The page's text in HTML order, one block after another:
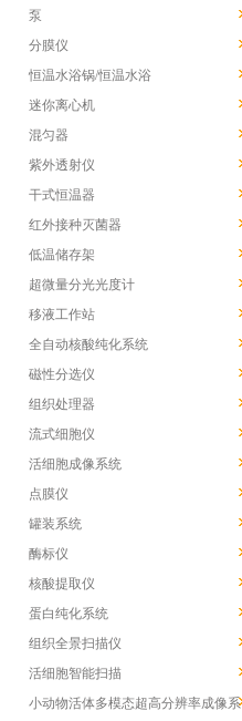
泵
分膜仪
恒温水浴锅/恒温水浴
迷你离心机
混匀器
紫外透射仪
干式恒温器
红外接种灭菌器
低温储存架
超微量分光光度计
移液工作站
全自动核酸纯化系统
磁性分选仪
组织处理器
流式细胞仪
活细胞成像系统
点膜仪
罐装系统
酶标仪
核酸提取仪
蛋白纯化系统
组织全景扫描仪
活细胞智能扫描
小动物活体多模态超高分辨率成像系